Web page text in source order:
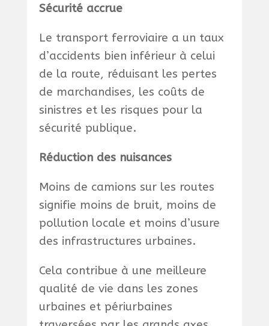
Sécurité accrue
Le transport ferroviaire a un taux
d’accidents bien inférieur à celui
de la route, réduisant les pertes
de marchandises, les coûts de
sinistres et les risques pour la
sécurité publique.
Réduction des nuisances
Moins de camions sur les routes
signifie moins de bruit, moins de
pollution locale et moins d’usure
des infrastructures urbaines.
Cela contribue à une meilleure
qualité de vie dans les zones
urbaines et périurbaines